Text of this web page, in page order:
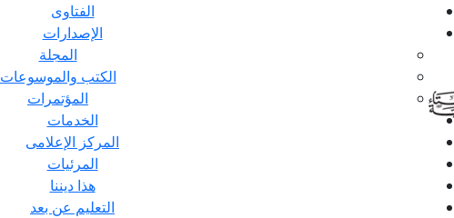
الفتاوى
الإصدارات
المجلة
الكتب والموسوعات
المؤتمرات
الخدمات
المركز الإعلامى
المرئيات
هذا ديننا
التعليم عن بعد